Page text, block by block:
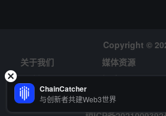
Copyright ©
关于我们
媒体资源
风险提示
招聘
ChainCatcher
与创新者共建Web3世界